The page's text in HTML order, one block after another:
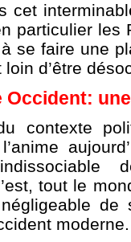
cet
particulier les
se faire une
loin d’être
Occident:
contexte
tout le
de
moderne.